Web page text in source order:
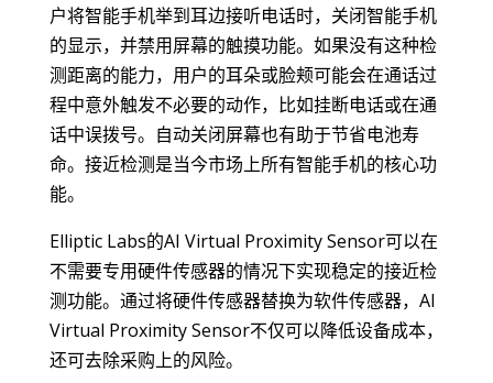
户将智能手机举到耳边接听电话时，关闭智能手机
的显示，并禁用屏幕的触摸功能。如果没有这种检
测距离的能力，用户的耳朵或脸颊可能会在通话过
程中意外触发不必要的动作，比如挂断电话或在通
话中误拨号。自动关闭屏幕也有助于节省电池寿
命。接近检测是当今市场上所有智能手机的核心功
能。
Elliptic Labs的AI Virtual Proximity Sensor可以在
不需要专用硬件传感器的情况下实现稳定的接近检
测功能。通过将硬件传感器替换为软件传感器，AI
Virtual Proximity Sensor不仅可以降低设备成本，
还可去除采购上的风险。